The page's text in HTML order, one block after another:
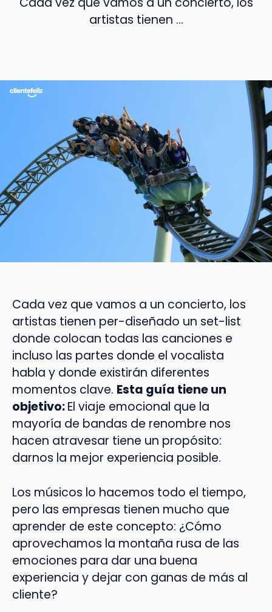
artistas tienen ...
Cada vez que vamos a un concierto, los
artistas tienen per-diseñado un set-list
donde colocan todas las canciones e
incluso las partes donde el vocalista
habla y donde existirán diferentes
momentos clave. Esta guía tiene un
objetivo:El viaje emocional que la
mayoría de bandas de renombre nos
hacen atravesar tiene un propósito:
darnos la mejor experiencia posible.
Los músicos lo hacemos todo el tiempo,
pero las empresas tienen mucho que
aprender de este concepto: ¿Cómo
aprovechamos la montaña rusa de las
emociones para dar una buena
experiencia y dejar con ganas de más al
cliente?